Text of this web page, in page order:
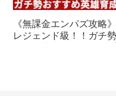
《無課金エンパズ攻略
レジェンド級！！ガチ